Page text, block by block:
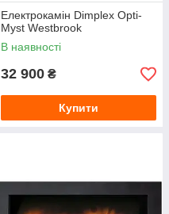
Електрокамін Dimplex Opti-
Myst Westbrook
В наявності
32 900 ₴
Купити